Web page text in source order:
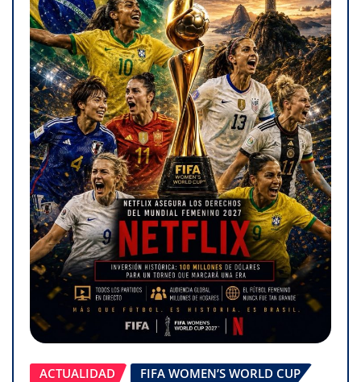
ACTUALIDAD
FIFA WOMEN’S WORLD CUP